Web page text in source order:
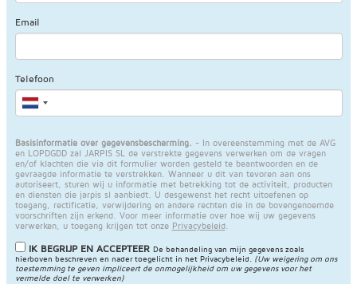
Email
Telefoon
Basisinformatie over gegevensbescherming. - In overeenstemming met de AVG
en LOPDGDD zal JARPIS SL de verstrekte gegevens verwerken om de vragen
en/of klachten die via dit formulier worden gesteld te beantwoorden en de
gevraagde informatie te verstrekken. Wanneer u dit van tevoren aan ons
autoriseert, sturen wij u informatie met betrekking tot de activiteit, producten
en diensten die jarpis sl aanbiedt. U desgewenst het recht uitoefenen op
toegang, rectificatie, verwijdering en andere rechten die in de bovengenoemde
voorschriften zijn erkend. Voor meer informatie over hoe wij uw gegevens
verwerken, u toegang krijgen tot onze Privacybeleid.
IK BEGRIJP EN ACCEPTEER De behandeling van mijn gegevens zoals
hierboven beschreven en nader toegelicht in het Privacybeleid
(Uw weigering om ons
toestemming te geven impliceert de onmogelijkheid om uw gegevens voor het
vermelde doel te verwerken)